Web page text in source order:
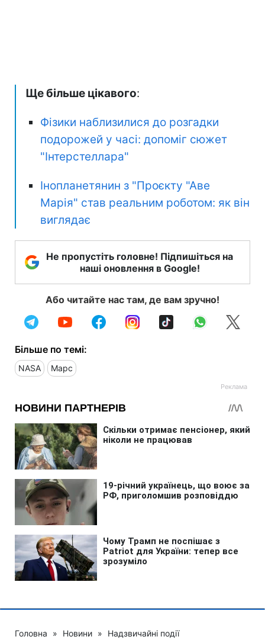
Ще більше цікавого:
Фізики наблизилися до розгадки
подорожей у часі: допоміг сюжет
"Інтерстеллара"
Інопланетянин з "Проєкту "Аве
Марія" став реальним роботом: як він
виглядає
Не пропустіть головне! Підпишіться на
наші оновлення в Google!
Або читайте нас там, де вам зручно!
Більше по темі:
NASA Марс
Головна » Новини » Надзвичайні події